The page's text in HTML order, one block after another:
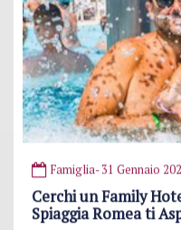
Famiglia- 31 Gennaio
Cerchi un Family
Spiaggia Romea ti